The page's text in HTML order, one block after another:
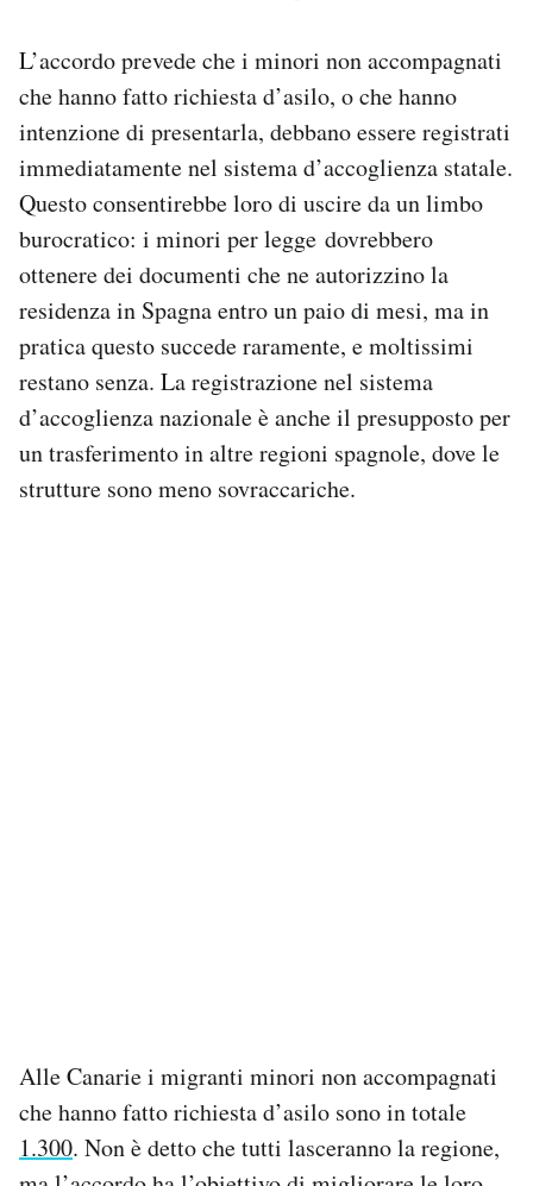
L’accordo prevede che i minori non accompagnati
che hanno fatto richiesta d’asilo, o che hanno
intenzione di presentarla, debbano essere registrati
immediatamente nel sistema d’accoglienza statale.
Questo consentirebbe loro di uscire da un limbo
burocratico: i minori per legge dovrebbero
ottenere dei documenti che ne autorizzino la
residenza in Spagna entro un paio di mesi, ma in
pratica questo succede raramente, e moltissimi
restano senza. La registrazione nel sistema
d’accoglienza nazionale è anche il presupposto per
un trasferimento in altre regioni spagnole, dove le
strutture sono meno sovraccariche.
Alle Canarie i migranti minori non accompagnati
che hanno fatto richiesta d’asilo sono in totale
1.300. Non è detto che tutti lasceranno la regione,